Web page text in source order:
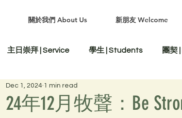
關於我們 About Us 新朋友 Welcome
主日崇拜 | Service 學生 | Students 團契
24年12月牧聲：Be
Dec 1, 2024 1 min read